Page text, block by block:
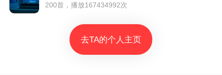
200首，播放167434992次
去TA的个人主页